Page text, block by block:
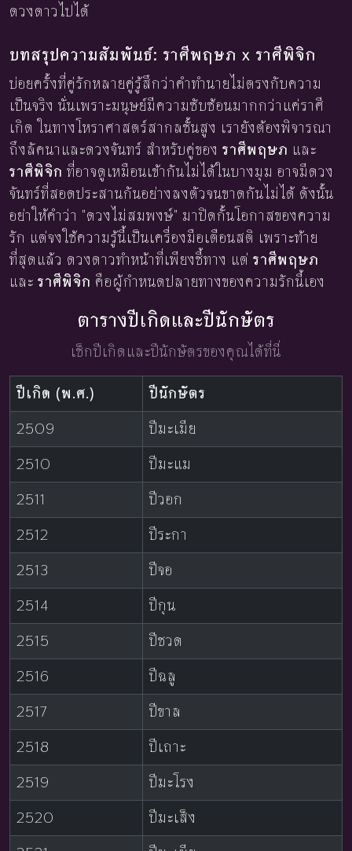
ดวงดาวไปได้
บทสรุปความสัมพันธ์: ราศีพฤษภ x ราศีพิจิก
บ่อยครั้งที่คู่รักหลายคู่รู้สึกว่าคำทำนายไม่ตรงกับความ
เป็นจริง นั่นเพราะมนุษย์มีความซับซ้อนมากกว่าแค่ราศี
เกิด ในทางโหราศาสตร์สากลชั้นสูง เรายังต้องพิจารณา
ถึงลัคนาและดวงจันทร์ สำหรับคู่ของ ราศีพฤษภ และ
ราศีพิจิก ที่อาจดูเหมือนเข้ากันไม่ได้ในบางมุม อาจมีดวง
จันทร์ที่สอดประสานกันอย่างลงตัวจนขาดกันไม่ได้ ดังนั้น
อย่าให้คำว่า "ดวงไม่สมพงษ์" มาปิดกั้นโอกาสของความ
รัก แต่จงใช้ความรู้นี้เป็นเครื่องมือเตือนสติ เพราะท้าย
ที่สุดแล้ว ดวงดาวทำหน้าที่เพียงชี้ทาง แต่ ราศีพฤษภ
และ ราศีพิจิก คือผู้กำหนดปลายทางของความรักนี้เอง
ตารางปีเกิดและปีนักษัตร
เช็กปีเกิดและปีนักษัตรของคุณได้ที่นี่
ปีเกิด (พ.ศ.)
ปีนักษัตร
2509
ปีมะเมีย
2510
ปีมะแม
2511
ปีวอก
2512
ปีระกา
2513
ปีจอ
2514
ปีกุน
2515
ปีชวด
2516
ปีฉลู
2517
ปีขาล
2518
ปีเถาะ
2519
ปีมะโรง
2520
ปีมะเส็ง